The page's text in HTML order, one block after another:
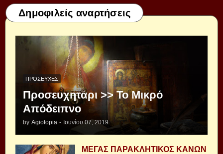
Δημοφιλείς αναρτήσεις
ΠΡΟΣΕΥΧΈΣ
Προσευχητάρι >> Το Μικρό
Απόδειπνο
by Agiotopia - Ιουνίου 07, 2019
ΜΕΓΑΣ ΠΑΡΑΚΛΗΤΙΚΟΣ ΚΑΝΩΝ